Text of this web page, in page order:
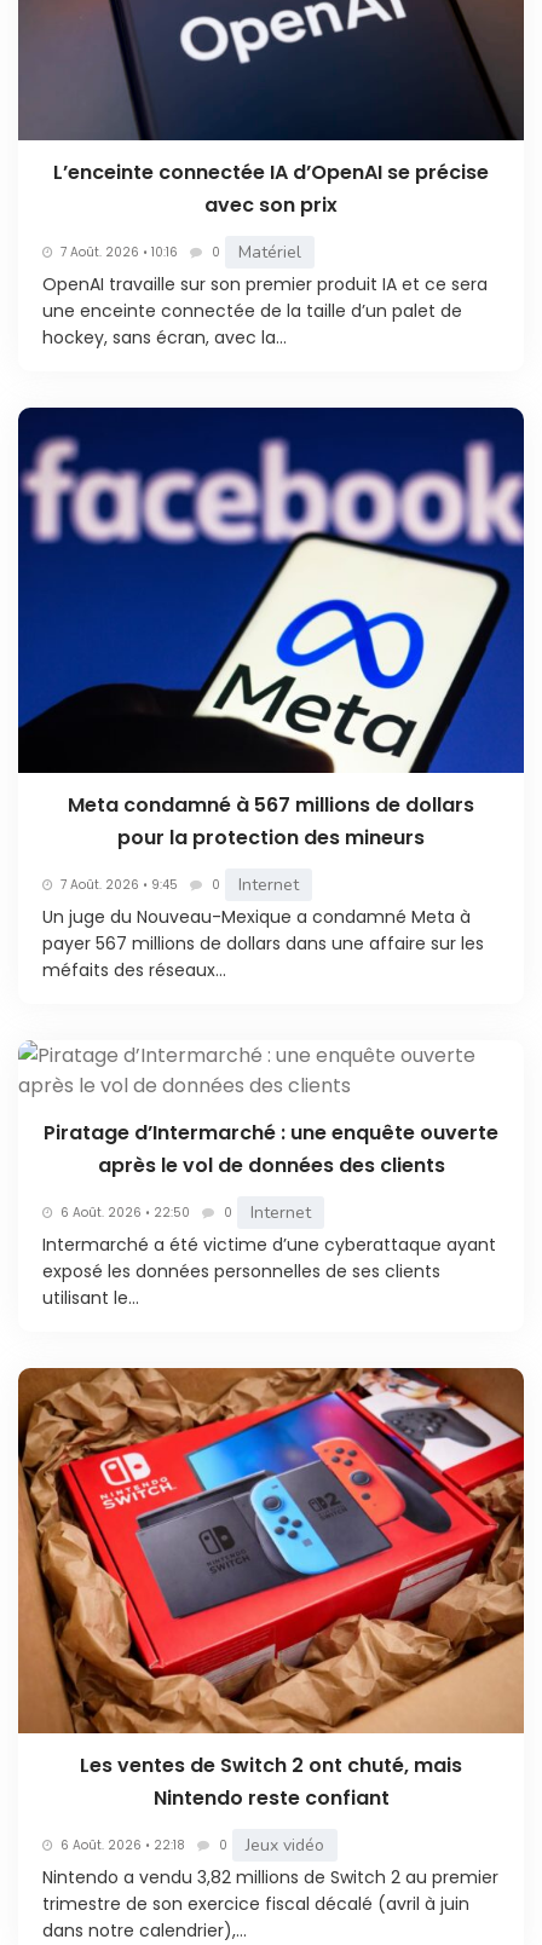
L’enceinte connectée IA d’OpenAI se précise
avec son prix
7 Août. 2026 • 10:16 0 Matériel
OpenAI travaille sur son premier produit IA et ce sera
une enceinte connectée de la taille d’un palet de
hockey, sans écran, avec la...
Meta condamné à 567 millions de dollars
pour la protection des mineurs
7 Août. 2026 • 9:45 0 Internet
Un juge du Nouveau-Mexique a condamné Meta à
payer 567 millions de dollars dans une affaire sur les
méfaits des réseaux...
Piratage d’Intermarché : une enquête ouverte
après le vol de données des clients
6 Août. 2026 • 22:50 0 Internet
Intermarché a été victime d’une cyberattaque ayant
exposé les données personnelles de ses clients
utilisant le...
Les ventes de Switch 2 ont chuté, mais
Nintendo reste confiant
6 Août. 2026 • 22:18 0 Jeux vidéo
Nintendo a vendu 3,82 millions de Switch 2 au premier
trimestre de son exercice fiscal décalé (avril à juin
dans notre calendrier),...